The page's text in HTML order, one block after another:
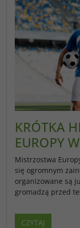
KRÓTKA
EUROPY
Mistrzostwa
się ogromnym
organizowane są
gromadzą przed
CZYTAJ